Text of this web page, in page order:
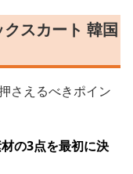
スカート 韓国
さえるべきポイン
の3点を最初に決